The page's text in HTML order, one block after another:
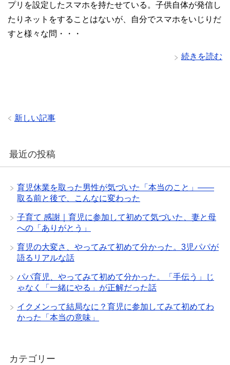
プリを設定したスマホを持たせている。子供自体が発信し
たりネットをすることはないが、自分でスマホをいじりだ
すと様々な問・・・
続きを読む
新しい記事
最近の投稿
育児休業を取った男性が気づいた「本当のこと」——
取る前と後で、こんなに変わった
子育て 感謝｜育児に参加して初めて気づいた、妻と母
への「ありがとう」
育児の大変さ、やってみて初めて分かった。3児パパが
語るリアルな話
パパ育児、やってみて初めて分かった。「手伝う」じ
ゃなく「一緒にやる」が正解だった話
イクメンって結局なに？育児に参加してみて初めてわ
かった「本当の意味」
カテゴリー